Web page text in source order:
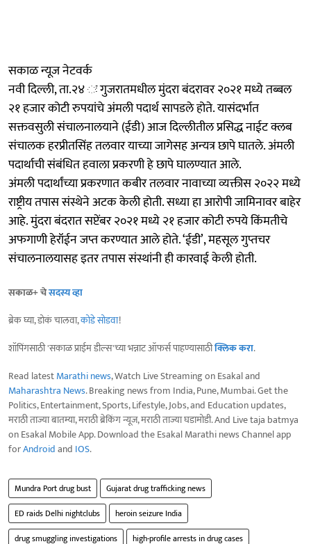
सकाळ न्यूज नेटवर्क
नवी दिल्ली, ता.२४ ः गुजरातमधील मुंदरा बंदरावर २०२१ मध्ये तब्बल
२१ हजार कोटी रुपयांचे अंमली पदार्थ सापडले होते. यासंदर्भात
सक्तवसुली संचालनालयाने (ईडी) आज दिल्लीतील प्रसिद्ध नाईट क्लब
संचालक हरप्रीतसिंह तलवार याच्या जागेसह अन्यत्र छापे घातले. अंमली
पदार्थाची संबंधित हवाला प्रकरणी हे छापे घालण्यात आले.
अंमली पदार्थांच्या प्रकरणात कबीर तलवार नावाच्या व्यक्तीस २०२२ मध्ये
राष्ट्रीय तपास संस्थेने अटक केली होती. सध्या हा आरोपी जामिनावर बाहेर
आहे. मुंदरा बंदरात सप्टेंबर २०२१ मध्ये २१ हजार कोटी रुपये किंमतीचे
अफगाणी हेरॉईन जप्त करण्यात आले होते. ‘ईडी’, महसूल गुप्तचर
संचालनालयासह इतर तपास संस्थांनी ही कारवाई केली होती.
सकाळ+ चेसदस्य व्हा
ब्रेक घ्या, डोकं चालवा,कोडे सोडवा!
शॉपिंगसाठी 'सकाळ प्राईम डील्स'च्या भन्नाट ऑफर्स पाहण्यासाठीक्लिक करा.
Read latestMarathi news, Watch Live Streaming on Esakal and
Maharashtra News. Breaking news from India, Pune, Mumbai. Get the
Politics, Entertainment, Sports, Lifestyle, Jobs, and Education updates,
मराठी ताज्या बातम्या, मराठी ब्रेकिंग न्यूज, मराठी ताज्या घडामोडी. And Live taja batmya
on Esakal Mobile App. Download the Esakal Marathi news Channel app
forAndroidand IOS.
Mundra Port drug bust
Gujarat drug trafficking news
ED raids Delhi nightclubs
heroin seizure India
drug smuggling investigations
high-profile arrests in drug cases